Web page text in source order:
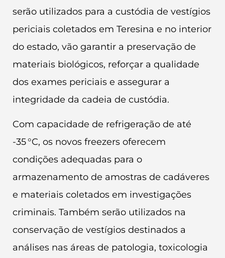
serão utilizados para a custódia de vestígios
periciais coletados em Teresina e no interior
do estado, vão garantir a preservação de
materiais biológicos, reforçar a qualidade
dos exames periciais e assegurar a
integridade da cadeia de custódia.
Com capacidade de refrigeração de até
-35 °C, os novos freezers oferecem
condições adequadas para o
armazenamento de amostras de cadáveres
e materiais coletados em investigações
criminais. Também serão utilizados na
conservação de vestígios destinados a
análises nas áreas de patologia, toxicologia